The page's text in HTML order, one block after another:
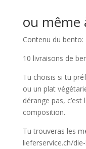
ou même
Contenu du bento:
10 livraisons de
Tu choisis si tu
ou un plat
dérange pas,
composition.
Tu trouveras les
lieferservice.ch/